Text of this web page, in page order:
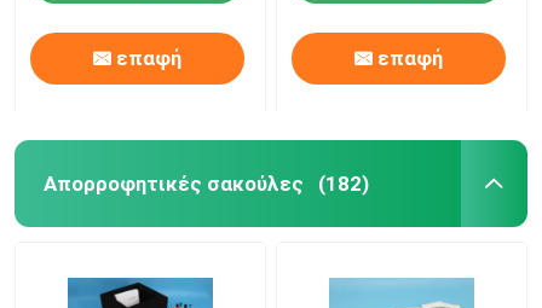
επαφή επαφή
Απορροφητικές σακούλες (182)